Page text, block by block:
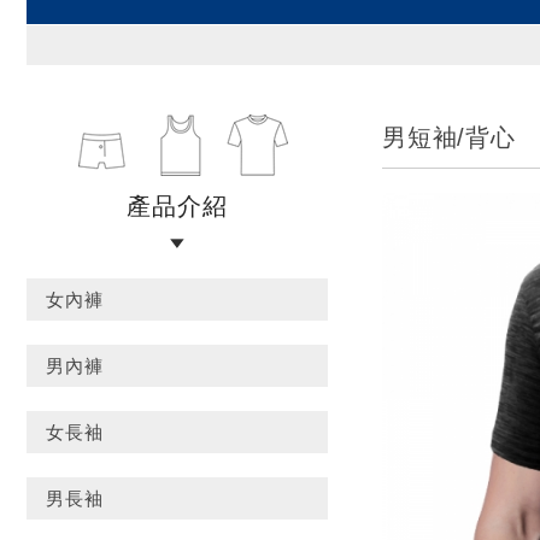
產品介紹
女內褲
男內褲
女長袖
男長袖
男短袖/背心